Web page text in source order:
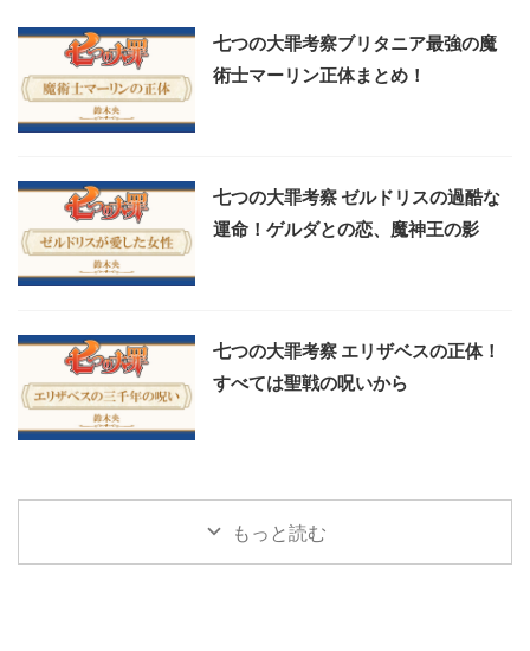
七つの大罪考察ブリタニア最強の魔
術士マーリン正体まとめ！
七つの大罪考察 ゼルドリスの過酷な
運命！ゲルダとの恋、魔神王の影
七つの大罪考察 エリザベスの正体！
すべては聖戦の呪いから
もっと読む